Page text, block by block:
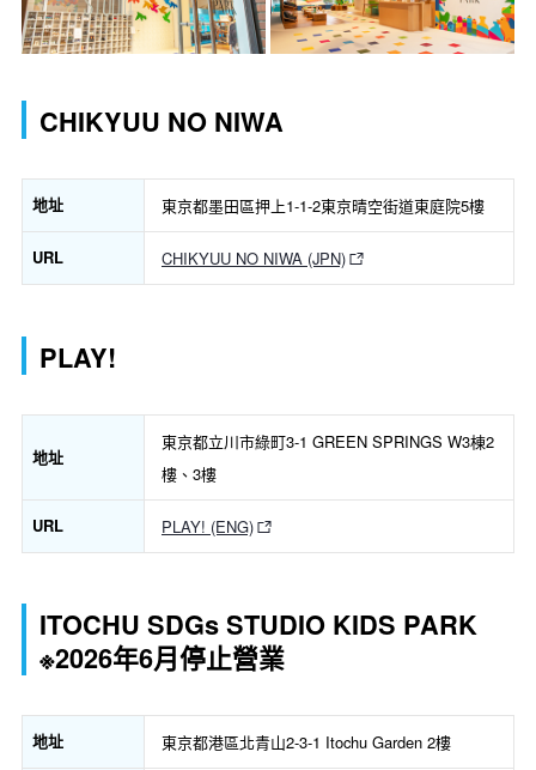
CHIKYUU NO NIWA
地址 東京都墨田區押上1-1-2東京晴空街道東庭院5樓
URL CHIKYUU NO NIWA (JPN)
PLAY!
地址
東京都立川市綠町3-1 GREEN SPRINGS W3棟2
樓、3樓
URL PLAY! (ENG)
ITOCHU SDGs STUDIO KIDS PARK
※2026年6月停止營業
地址 東京都港區北青山2-3-1 Itochu Garden 2樓